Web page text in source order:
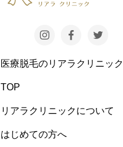
医療脱毛のリアラクリニック
TOP
リアラクリニックについて
はじめての方へ